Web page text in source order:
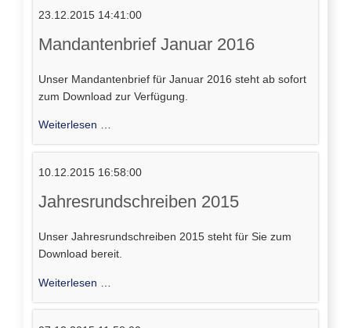
23.12.2015 14:41:00
Mandantenbrief Januar 2016
Unser Mandantenbrief für Januar 2016 steht ab sofort
zum Download zur Verfügung.
Weiterlesen …
10.12.2015 16:58:00
Jahresrundschreiben 2015
Unser Jahresrundschreiben 2015 steht für Sie zum
Download bereit.
Weiterlesen …